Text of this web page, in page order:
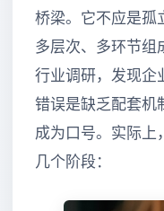
桥梁。它不应是孤
多层次、多环节组
行业调研，发现企
错误是缺乏配套机
成为口号。实际上
几个阶段：